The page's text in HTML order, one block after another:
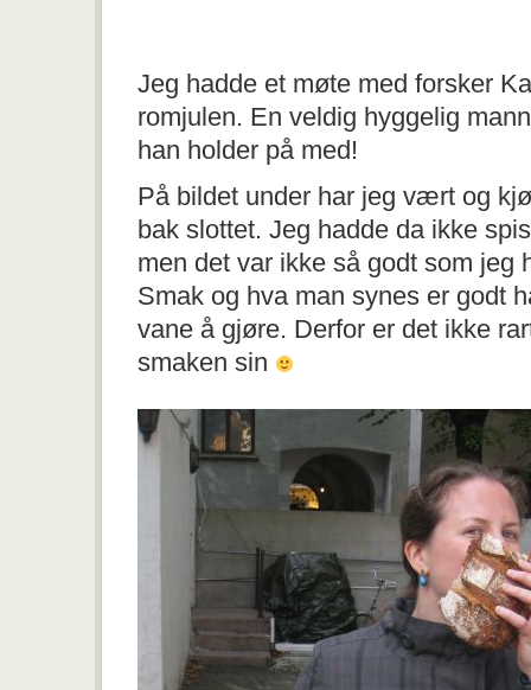
Jeg hadde et møte med forsker
romjulen. En veldig hyggelig
han holder på med!
På bildet under har jeg vært og
bak slottet. Jeg hadde da ikke
men det var ikke så godt som jeg
Smak og hva man synes er godt
vane å gjøre. Derfor er det ikke
smaken sin